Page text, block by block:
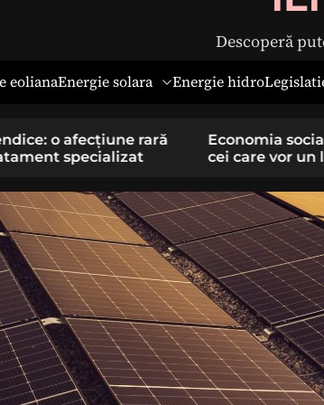
Descoperă
eolianaEnergie solara Energie hidro
o cale cu sens pentru
loc de muncă stabil
Hernia
simptome